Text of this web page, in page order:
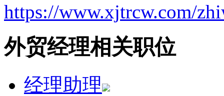
https://www.xjtrcw.com/
外贸经理相关职位
经理助理